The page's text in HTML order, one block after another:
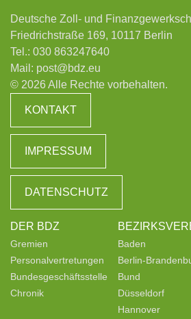
Deutsche Zoll- und
Friedrichstraße 169, 10117 Berlin
Tel.: 030 863247640
Mail: post@bdz.eu
© 2026 Alle Rechte vorbehalten.
KONTAKT
IMPRESSUM
DATENSCHUTZ
DER BDZ
Gremien
Personalvertretungen
Bundesgeschäftsstelle
Chronik
Baden
Berlin-
Bund
Düsseldorf
Hannover